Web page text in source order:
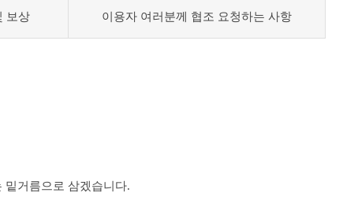
보상 이용자 여러분께 협조 요청하는 사항
밑거름으로 삼겠습니다.